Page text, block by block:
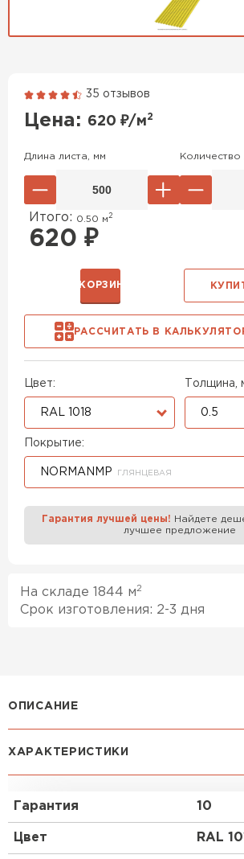
35 отзывов
Цена: 620 ₽/м2
Цвет:
RAL 1018
Толщина,
0.5
Покрытие:
NORMANMP ГЛЯНЦЕВАЯ
Длина листа, мм Количество
Итого: 0.50 м 2
620 ₽
РАССЧИТАТЬ В
В КОРЗИНУ
Гарантия лучшей цены! Найдете
лучшее предложение
На складе 1844 м 2
Срок изготовления: 2-3 дня
ОПИСАНИЕ
Покрытие NormanMP:
покрытие зарекомендовало себя
универсальный и надёжный
адекватным сочетанием цены и
основной ингредиент —
ХАРАКТЕРИСТИКИ
Гарантия 10
Цвет RAL
Гибкая черепица
Профилированный